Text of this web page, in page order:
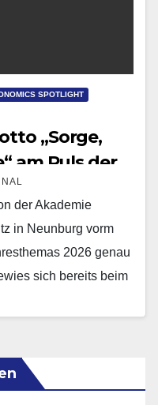
SPOTLIGHT
„Sorge,
am Puls der
der Akademie
in Neunburg vorm
2026 genau
sich bereits beim